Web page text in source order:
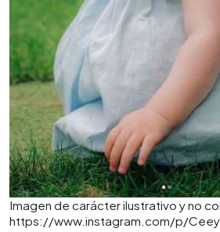
Imagen de carácter ilustrativo y no
https://www.instagram.com/p/